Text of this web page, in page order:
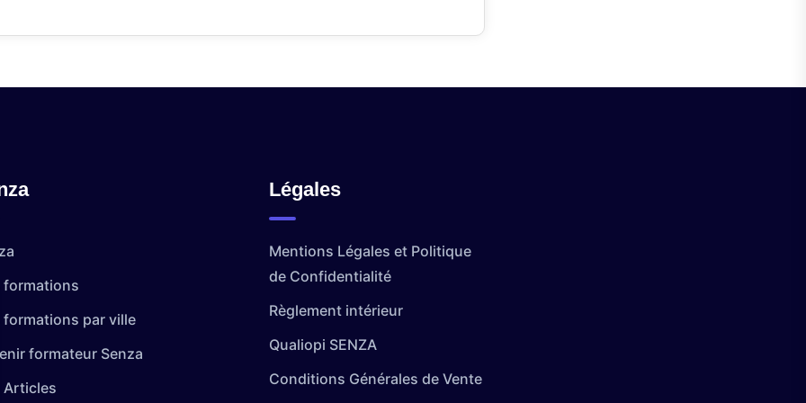
formations
formations par ville
formateur Senza
Articles
Légales
Mentions Légales et Politique
de Confidentialité
Règlement intérieur
Qualiopi SENZA
Conditions Générales de Vente